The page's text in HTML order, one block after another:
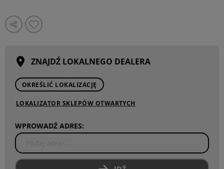
ZNAJDŹ LOKALNEGO DEALERA
OKREŚLIĆ LOKALIZACJĘ
LOKALIZATOR SKLEPÓW OTWARTYCH
WPROWADŹ ADRES: